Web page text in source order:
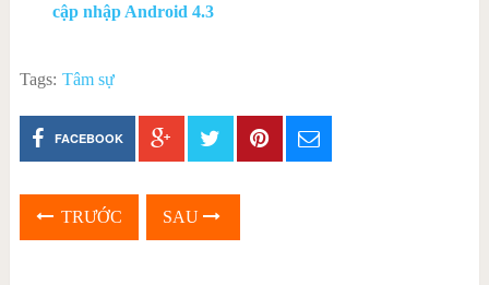
cập nhập Android 4.3
Tags: Tâm sự
FACEBOOK
TRƯỚC SAU